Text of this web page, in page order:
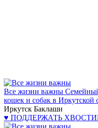
Все жизни важны
кошек и собак в Иркутской
Иркутск Баклаши
♥ ПОДДЕРЖАТЬ